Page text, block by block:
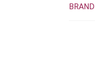
BRAND